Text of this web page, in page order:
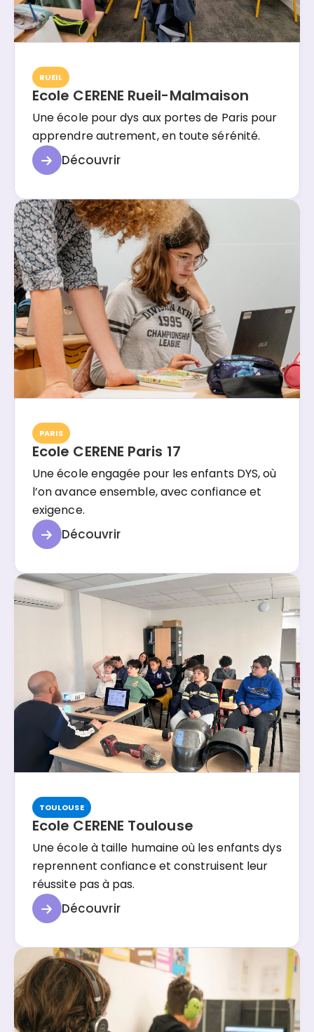
RUEIL
Ecole CERENE Rueil-Malmaison
Une école pour dys aux portes de Paris pour
apprendre autrement, en toute sérénité.
Découvrir
PARIS
Ecole CERENE Paris 17
Une école engagée pour les enfants DYS, où
l’on avance ensemble, avec confiance et
exigence.
Découvrir
TOULOUSE
Ecole CERENE Toulouse
Une école à taille humaine où les enfants dys
reprennent confiance et construisent leur
réussite pas à pas.
Découvrir